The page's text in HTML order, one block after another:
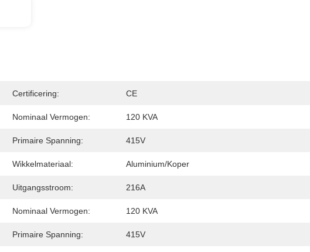
Certificering: CE
Nominaal Vermogen: 120 KVA
Primaire Spanning: 415V
Wikkelmateriaal: Aluminium/koper
Uitgangsstroom: 216A
Nominaal Vermogen: 120 KVA
Primaire Spanning: 415V